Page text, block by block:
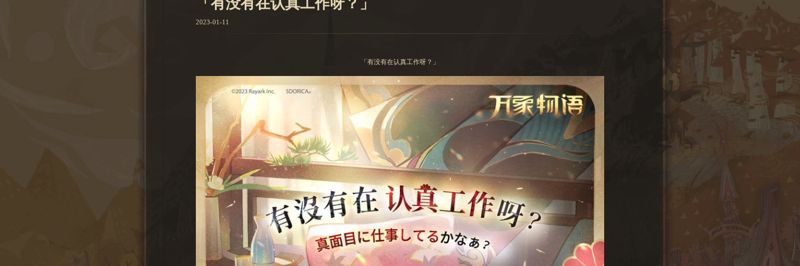
「有没有在认真工作呀？」
2023-01-11
「有没有在认真工作呀？」